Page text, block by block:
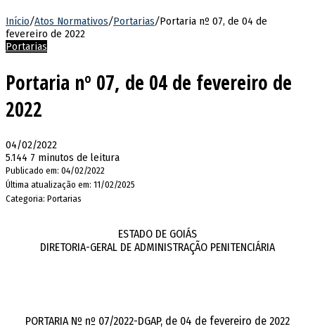
Início/Atos Normativos/Portarias/Portaria nº 07, de 04 de
fevereiro de 2022
Portarias
Portaria nº 07, de 04 de fevereiro de
2022
04/02/2022
5.144 7 minutos de leitura
Publicado em: 04/02/2022
Última atualização em: 11/02/2025
Categoria: Portarias
ESTADO DE GOIÁS
DIRETORIA-GERAL DE ADMINISTRAÇÃO PENITENCIÁRIA
PORTARIA Nº nº 07/2022-DGAP, de 04 de fevereiro de 2022